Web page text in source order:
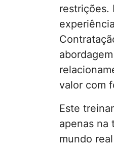
restrições.
valor com
Este
apenas na
mundo